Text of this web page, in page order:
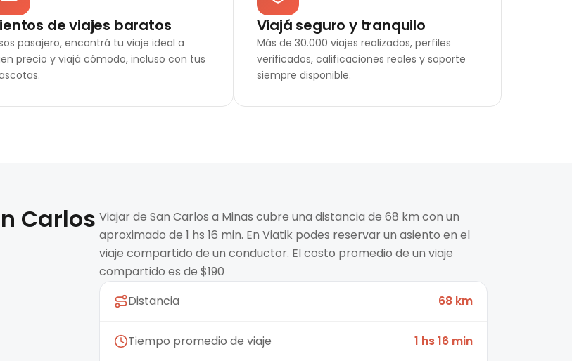
de viajes baratos
pasajero, encontrá tu viaje ideal a
precio y viajá cómodo, incluso con tus
Viajá seguro y tranquilo
Más de 30.000 viajes realizados, perfiles
verificados, calificaciones reales y soporte
siempre disponible.
Carlos Viajar de San Carlos a Minas cubre una distancia de 68 km con un
aproximado de 1 hs 16 min. En Viatik podes reservar un asiento en el
viaje compartido de un conductor. El costo promedio de un viaje
compartido es de $190
Distancia
68 km
Tiempo promedio de viaje 1 hs 16 min